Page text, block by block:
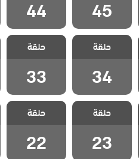
45
44
مسلسل لا تترك
يدي مدبلج
الحلقة 34
حلقة
34
مسلسل لا تترك
يدي مدبلج
الحلقة 33
حلقة
33
مسلسل لا تترك
يدي مدبلج
الحلقة 23
حلقة
23
مسلسل لا تترك
يدي مدبلج
الحلقة 22
حلقة
22